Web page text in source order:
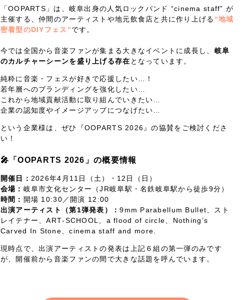
「OOPARTS」は、岐阜出身の人気ロックバンド “cinema staff” が
主催する、仲間のアーティストや地元飲食店と共に作り上げる “地域
密着型のDIYフェス”です。
今では全国から音楽ファンが集まる大きなイベントに成長し、 岐阜
のカルチャーシーンを盛り上げる存在 となっています。
純粋に音楽・フェスが好きで応援したい…！
若年層へのブランディングを強化したい…
これから地域貢献活動に取り組んでいきたい…
企業の認知度やイメージアップにつなげたい…
という企業様は、ぜひ『OOPARTS 2026』の協賛をご検討くださ
い！
🎤「OOPARTS 2026 」の概要情報
開催日： 2026年4月11日（土）・12日（日）
会場： 岐阜市文化センター（JR岐阜駅・名鉄岐阜駅から徒歩9分）
時間： 開場 10:30／開演 12:00
出演アーティスト（第1弾発表）：9mm Parabellum Bullet、スト
レイテナー、ART‑SCHOOL、a flood of circle、Nothing’s
Carved In Stone、cinema staff and more.
現時点で、出演アーティストの発表は上記６組の第一弾のみです
が、開催前から音楽ファンの間で大きな話題を呼んでいます。